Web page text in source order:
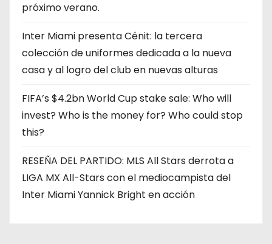
próximo verano.
Inter Miami presenta Cénit: la tercera
colección de uniformes dedicada a la nueva
casa y al logro del club en nuevas alturas
FIFA’s $4.2bn World Cup stake sale: Who will
invest? Who is the money for? Who could stop
this?
RESEÑA DEL PARTIDO: MLS All Stars derrota a
LIGA MX All-Stars con el mediocampista del
Inter Miami Yannick Bright en acción